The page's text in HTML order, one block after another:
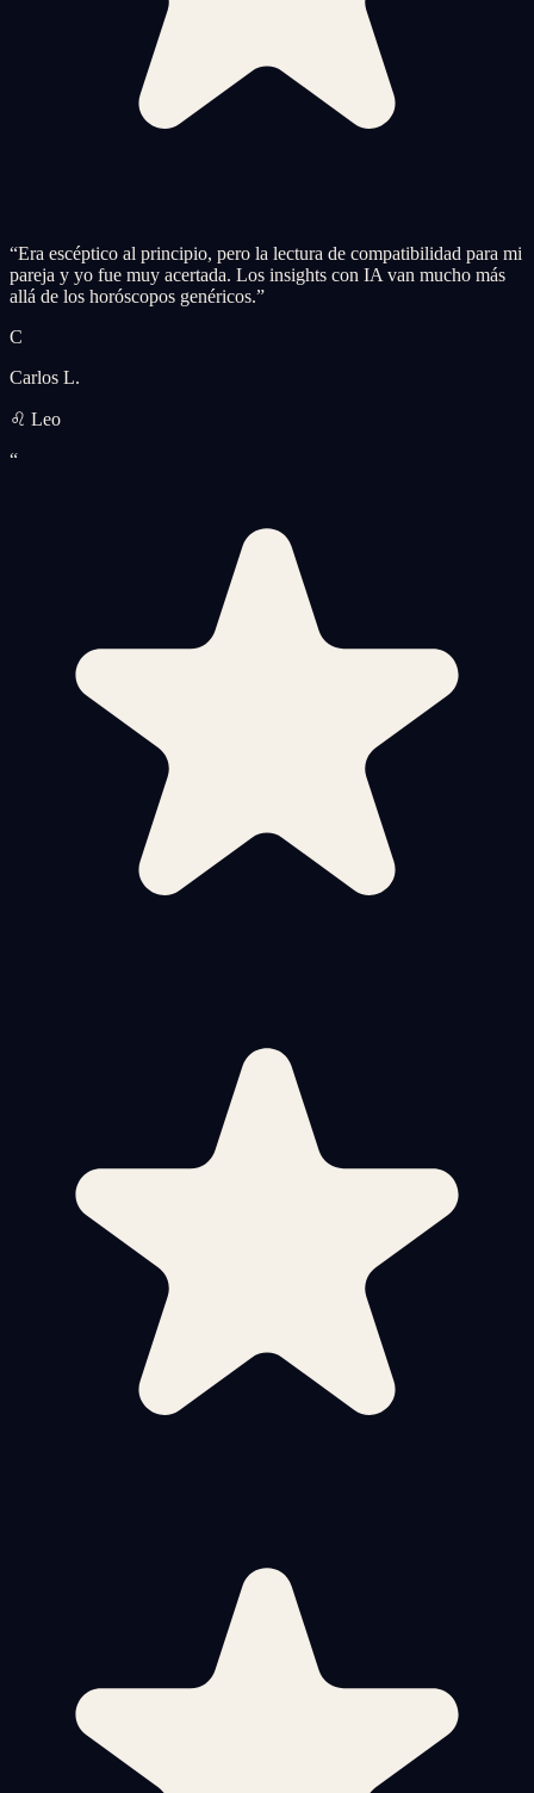
“Era escéptico al principio, pero la lectura de compatibilidad para mi
pareja y yo fue muy acertada. Los insights con IA van mucho más
allá de los horóscopos genéricos.”
C
Carlos L.
♌ Leo
“